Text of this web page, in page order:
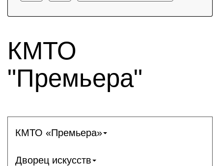
КМТО
"Премьера"
КМТО «Премьера»
Дворец искусств